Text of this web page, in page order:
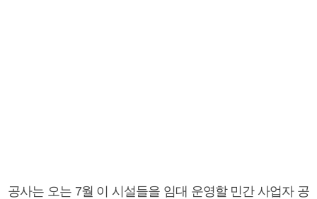
공사는 오는 7월 이 시설들을 임대 운영할 민간 사업자 공